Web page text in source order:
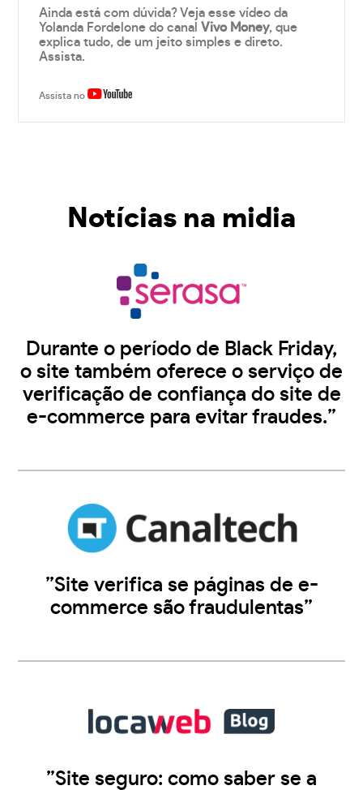
Ainda está com dúvida? Veja esse vídeo da
Yolanda Fordelone do canalVivo Money, que
explica tudo, de um jeito simples e direto.
Assista.
Assista no
Notícias na midia
Durante o período de Black Friday,
o site também oferece o serviço de
verificação de confiança do site de
e-commerce para evitar fraudes.”
”Site verifica se páginas de e-
commerce são fraudulentas”
”Site seguro: como saber se a